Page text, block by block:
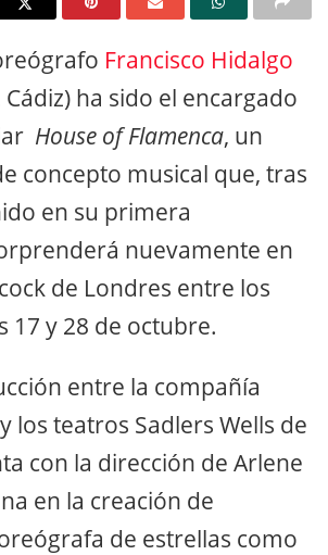
Francisco Hidalgo
ha sido el encargado
House of Flamenca, un
concepto musical que, tras
en su primera
nuevamente en
de Londres entre los
17 y 28 de octubre.
entre la compañía
los teatros Sadlers Wells de
con la dirección de Arlene
en la creación de
de estrellas como